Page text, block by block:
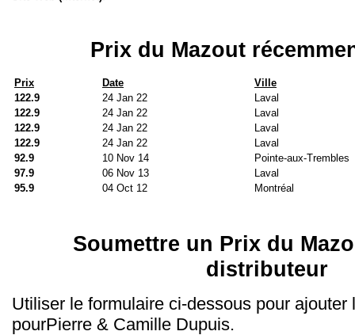
Prix du Mazout
Prix Date
Ville
122.9
24 Jan 22
Laval
122.9
24 Jan 22
Laval
122.9
24 Jan 22
Laval
122.9
24 Jan 22
Laval
92.9
10 Nov 14
Pointe-aux-Trembles
97.9
06 Nov 13
Laval
95.9
04 Oct 12 Montréal
Soumettre un Prix du
distributeur
Utiliser le formulaire ci-dessous pour ajouter
pourPierre & Camille Dupuis.